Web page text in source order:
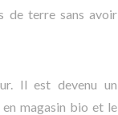
de terre sans avoir
Il est devenu un
en magasin bio et le